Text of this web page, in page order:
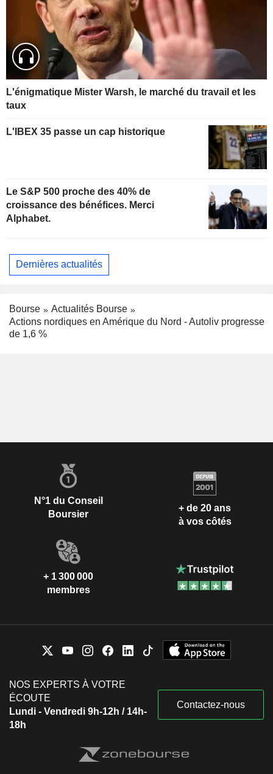
L'énigmatique Mister Warsh, le marché du travail et les
taux
L'IBEX 35 passe un cap historique
Le S&P 500 proche des 40% de
croissance des bénéfices. Merci
Alphabet.
Dernières actualités
Bourse
Actualités Bourse
Actions nordiques en Amérique du Nord - Autoliv progresse
de 1,6 %
N°1 du Conseil
Boursier
+ de 20 ans
à vos côtés
+ 1 300 000
membres
NOS EXPERTS À VOTRE
ÉCOUTE
Lundi - Vendredi 9h-12h / 14h-
18h
Contactez-nous